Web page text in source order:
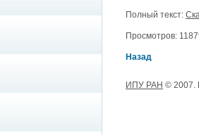
Полный текст:
Просмотров:
Назад
ИПУ РАН © 2007.